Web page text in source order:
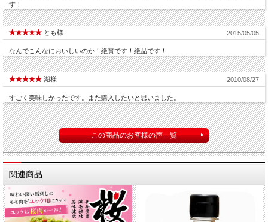
す！
とも様 2015/05/05
なんでこんなにおいしいのか！絶賛です！絶品です！
湖様 2010/08/27
すごく美味しかったです。また購入したいと思いました。
この商品のお客様の声一覧
関連商品